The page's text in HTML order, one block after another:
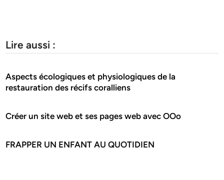
Lire aussi :
Aspects écologiques et physiologiques de la
restauration des récifs coralliens
Créer un site web et ses pages web avec OOo
FRAPPER UN ENFANT AU QUOTIDIEN